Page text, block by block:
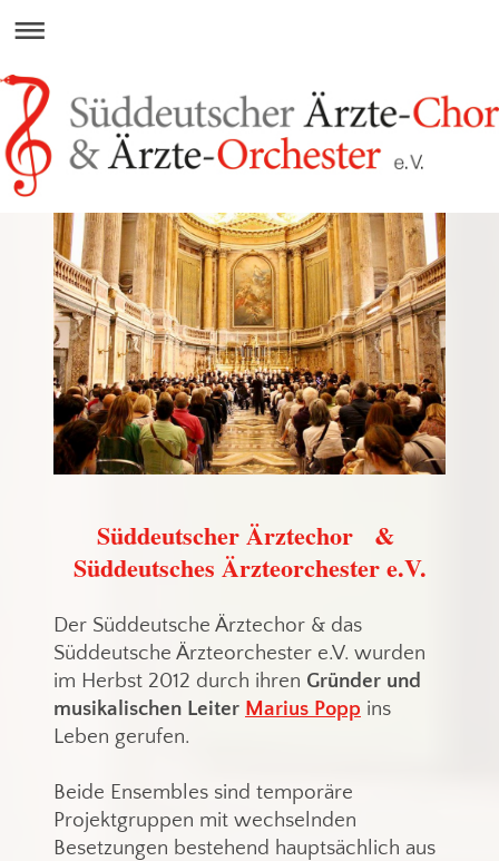
Süddeutscher Ärztechor &
Süddeutsches Ärzteorchester e.V.
Der Süddeutsche Ärztechor & das
Süddeutsche Ärzteorchester e.V. wurden
im Herbst 2012 durch ihren Gründer und
musikalischen Leiter Marius Popp ins
Leben gerufen.
Beide Ensembles sind temporäre
Projektgruppen mit wechselnden
Besetzungen bestehend hauptsächlich aus